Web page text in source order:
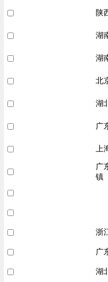
陕
湖
湖
北
湖
广
上
广
镇
浙
广
湖